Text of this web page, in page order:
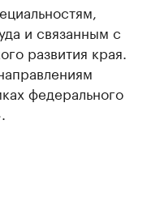
и связанным с
развития края.
федерального